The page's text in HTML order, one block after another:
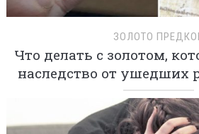
ЗОЛОТО
Что делать с золотом,
наследство от ушедших